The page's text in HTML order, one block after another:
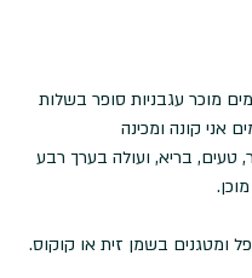
מוכר עגבניות סופר בשלות
אני קונה ומכינה
טעים, בריא, ועולה בערך רבע
ומטגנים בשמן זית או קוקוס.